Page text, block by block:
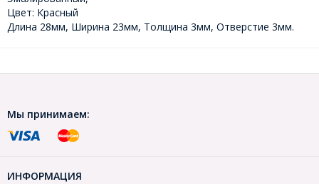
Цвет: Красный
Длина 28мм, Ширина 23мм, Толщина 3мм, Отверстие 3мм.
Мы принимаем:
ИНФОРМАЦИЯ